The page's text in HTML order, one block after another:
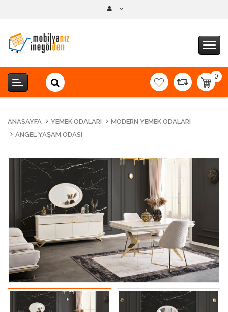
0
-
ANASAYFA YEMEK ODALARI
MODERN YEMEK ODALARI
ANGEL YAŞAM ODASI